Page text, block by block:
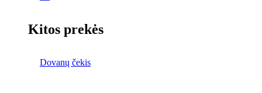
Kitos prekės
Dovanų čekis